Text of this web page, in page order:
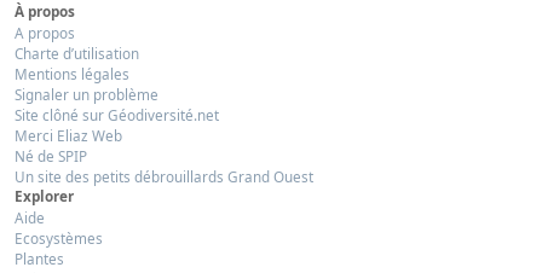
À propos
A propos
Charte d’utilisation
Mentions légales
Signaler un problème
Site clôné sur Géodiversité.net
Merci Eliaz Web
Né de SPIP
Un site des petits débrouillards Grand Ouest
Explorer
Aide
Ecosystèmes
Plantes